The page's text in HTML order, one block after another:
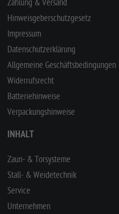
Zahlung & Versand
Hinweisgeberschutzgesetz
Impressum
Datenschutzerklärung
Allgemeine Geschäftsbedingungen
Widerrufsrecht
Batteriehinweise
Verpackungshinweise
INHALT
Zaun- & Torsysteme
Stall- & Weidetechnik
Service
Unternehmen